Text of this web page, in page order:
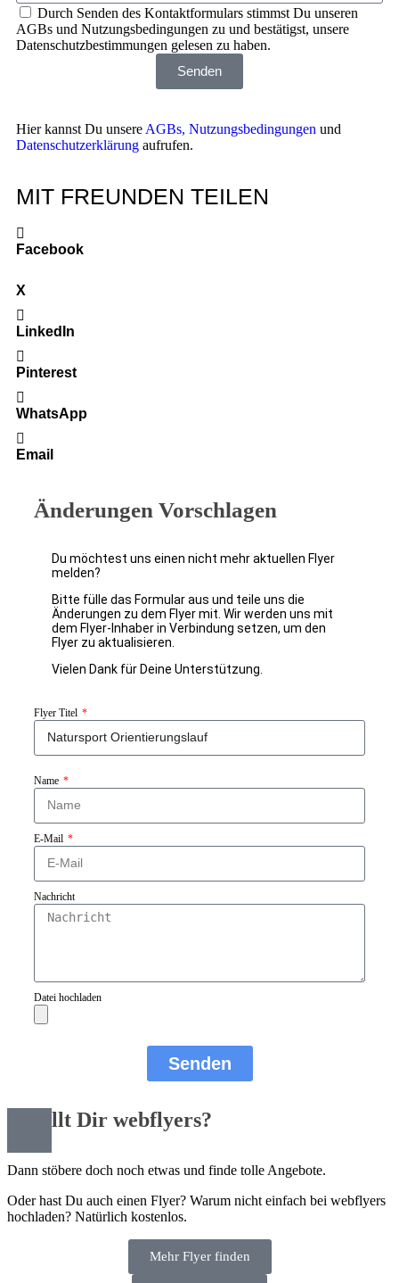
Durch Senden des Kontaktformulars stimmst Du unseren
AGBs und Nutzungsbedingungen zu und bestätigst, unsere
Datenschutzbestimmungen gelesen zu haben.
Senden
Hier kannst Du unsere AGBs, Nutzungsbedingungen und
Datenschutzerklärung aufrufen.
MIT FREUNDEN TEILEN
Facebook
X
LinkedIn
Pinterest
WhatsApp
Email
Änderungen Vorschlagen
Du möchtest uns einen nicht mehr aktuellen Flyer
melden?
Bitte fülle das Formular aus und teile uns die
Änderungen zu dem Flyer mit. Wir werden uns mit
dem Flyer-Inhaber in Verbindung setzen, um den
Flyer zu aktualisieren.
Vielen Dank für Deine Unterstützung.
Flyer Titel
Name
E-Mail
Nachricht
Datei hochladen
Senden
Gefällt Dir webflyers?
Dann stöbere doch noch etwas und finde tolle Angebote.
Oder hast Du auch einen Flyer? Warum nicht einfach bei webflyers
hochladen? Natürlich kostenlos.
Mehr Flyer finden